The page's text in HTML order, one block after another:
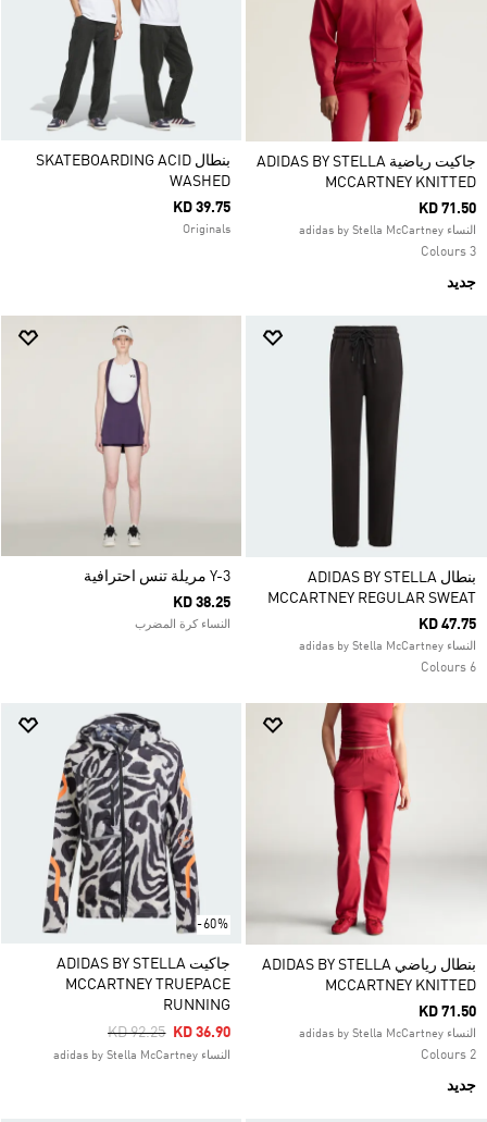
جاكيت رياضية ADIDAS BY STELLA
MCCARTNEY KNITTED
KD 71.50
النساء adidas by Stella McCartney
3 Colours
جديد
بنطال SKATEBOARDING ACID
WASHED
KD 39.75
Originals
بنطال ADIDAS BY STELLA
MCCARTNEY REGULAR SWEAT
KD 47.75
النساء adidas by Stella McCartney
6 Colours
Y-3 مريلة تنس احترافية
KD 38.25
النساء كرة المضرب
بنطال رياضي ADIDAS BY STELLA
MCCARTNEY KNITTED
KD 71.50
النساء adidas by Stella McCartney
2 Colours
جديد
-60%
جاكيت ADIDAS BY STELLA
MCCARTNEY TRUEPACE
RUNNING
Price Reduced From
KD 92.25ToKD 36.90
النساء adidas by Stella McCartney